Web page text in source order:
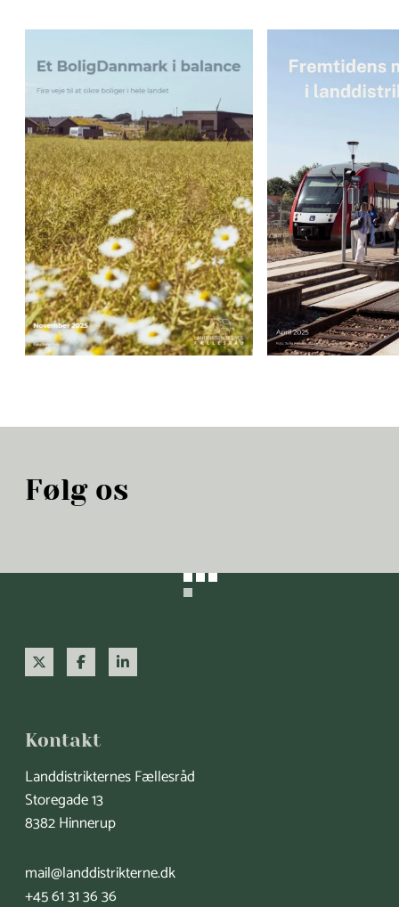
Følg os
X
F
e
b
o
o
L
e
Kontakt
Landdistrikternes Fællesråd
Storegade 13
8382 Hinnerup
mail@landdistrikterne.dk
+45 61 31 36 36